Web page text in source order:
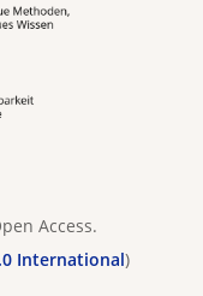
Access.
International)